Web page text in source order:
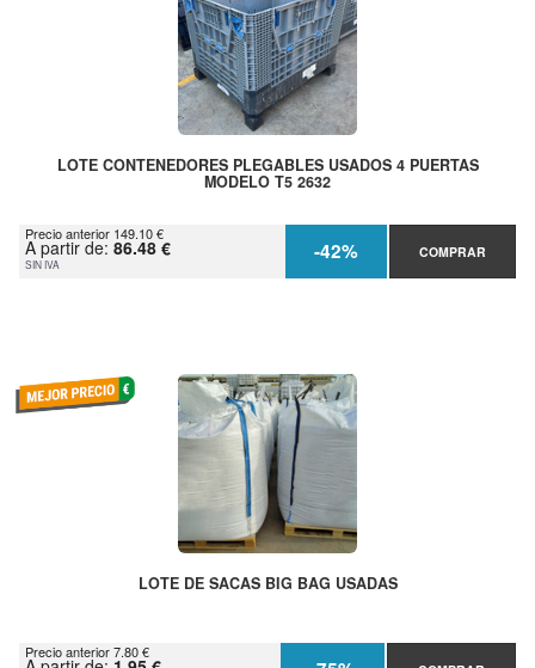
LOTE CONTENEDORES PLEGABLES USADOS 4 PUERTAS
MODELO T5 2632
Precio anterior 149.10 €
A partir de: 86.48 €
SIN IVA -42% COMPRAR
LOTE DE SACAS BIG BAG USADAS
Precio anterior 7.80 €